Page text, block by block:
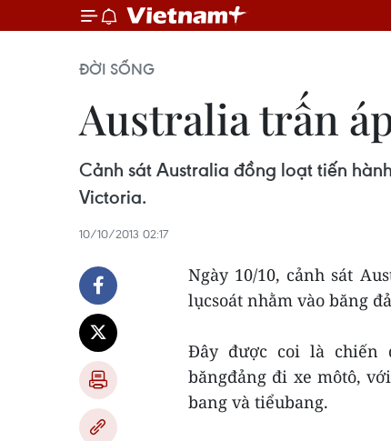
ĐỜI SỐNG
Australia trấn
Cảnh sát Australia đồng loạt tiến
Victoria.
10/10/2013 02:17
Ngày 10/10, cảnh sát
lụcsoát nhằm vào băng
Đây được coi là chiến
băngđảng đi xe môtô,
bang và tiểubang.